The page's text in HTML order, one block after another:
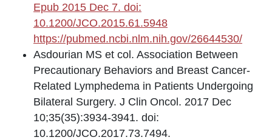
Epub 2015 Dec 7. doi:
10.1200/JCO.2015.61.5948
https://pubmed.ncbi.nlm.nih.gov/26644530/
Asdourian MS et col. Association Between
Precautionary Behaviors and Breast Cancer-
Related Lymphedema in Patients Undergoing
Bilateral Surgery. J Clin Oncol. 2017 Dec
10;35(35):3934-3941. doi:
10.1200/JCO.2017.73.7494.